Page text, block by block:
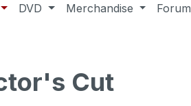
DVD Merchandise Forum
Cut